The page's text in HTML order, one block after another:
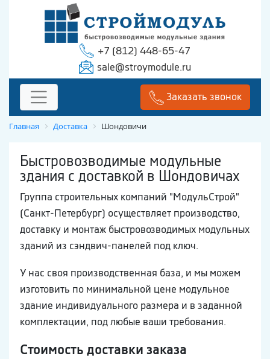
+7 (812) 448-65-47
sale@stroymodule.ru
Заказать звонок
Главная Доставка Шондовичи
Быстровозводимые модульные
здания с доставкой в Шондовичах
Группа строительных компаний "МодульСтрой"
(Санкт-Петербург) осуществляет производство,
доставку и монтаж быстровозводимых модульных
зданий из сэндвич-панелей под ключ.
У нас своя производственная база, и мы можем
изготовить по минимальной цене модульное
здание индивидуального размера и в заданной
комплектации, под любые ваши требования.
Стоимость доставки заказа